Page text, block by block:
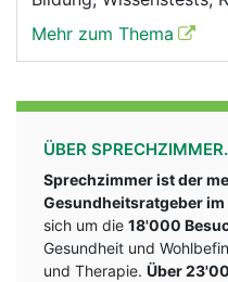
Mehr zum Thema
ÜBER
Sprechzimmer ist der
Gesundheitsratgeber
sich um die 18'000
Gesundheit und
und Therapie. Über